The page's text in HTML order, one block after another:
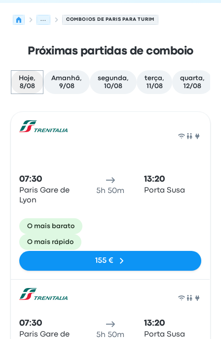
... COMBOIOS DE PARIS PARA TURIM
Próximas partidas de comboio
Hoje,
8/08
Amanhã,
9/08
segunda,
10/08
terça,
11/08
quarta,
12/08
07:30
Paris Gare de
Lyon
5h 50m
13:20
Porta Susa
O mais barato
O mais rápido
155 €
07:30
Paris Gare de
5h 50m
13:20
Porta Susa